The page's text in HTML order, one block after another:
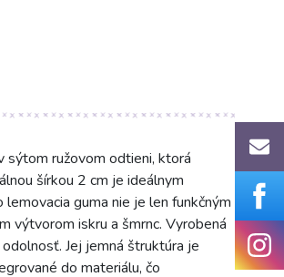
sýtom ružovom odtieni, ktorá
šírkou 2 cm je ideálnym
guma nie je len funkčným
výtvorom iskru a šmrnc. Vyrobená
Jej jemná štruktúra je
do materiálu, čo